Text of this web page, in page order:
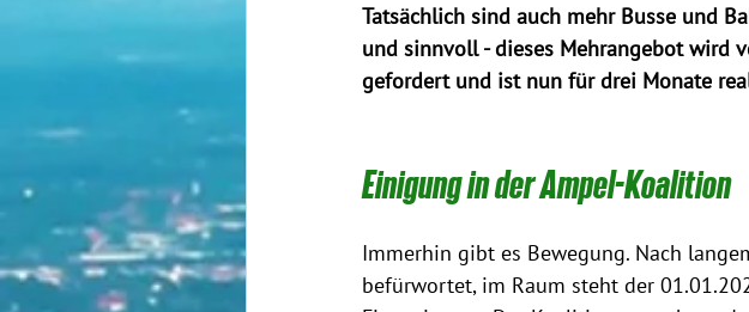
Tatsächlich sind auch mehr Busse und
und sinnvoll - dieses Mehrangebot wird
gefordert und ist nun für drei Monate
Einigung in der Ampel-Koalition
Immerhin gibt es Bewegung. Nach
befürwortet, im Raum steht der